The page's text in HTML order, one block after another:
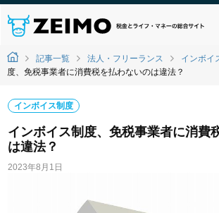
記事一覧 法人・フリーランス インボイ
度、免税事業者に消費税を払わないのは違法？
インボイス制度
インボイス制度、免税事業者に消費
は違法？
2023年8月1日